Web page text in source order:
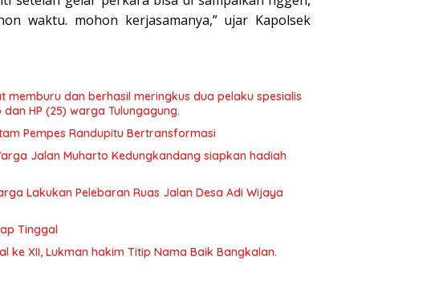
waktu. mohon kerjasamanya,” ujar Kapolsek
dan berhasil meringkus dua pelaku spesialis
HP (25) warga Tulungagung.
Pempes Randupitu Bertransformasi
Jalan Muharto Kedungkandang siapkan hadiah
Lakukan Pelebaran Ruas Jalan Desa Adi Wijaya
Tinggal
ke XII, Lukman hakim Titip Nama Baik Bangkalan.